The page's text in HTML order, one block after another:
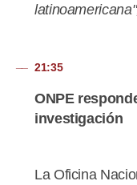
21:35
ONPE
investigación
La Oficina